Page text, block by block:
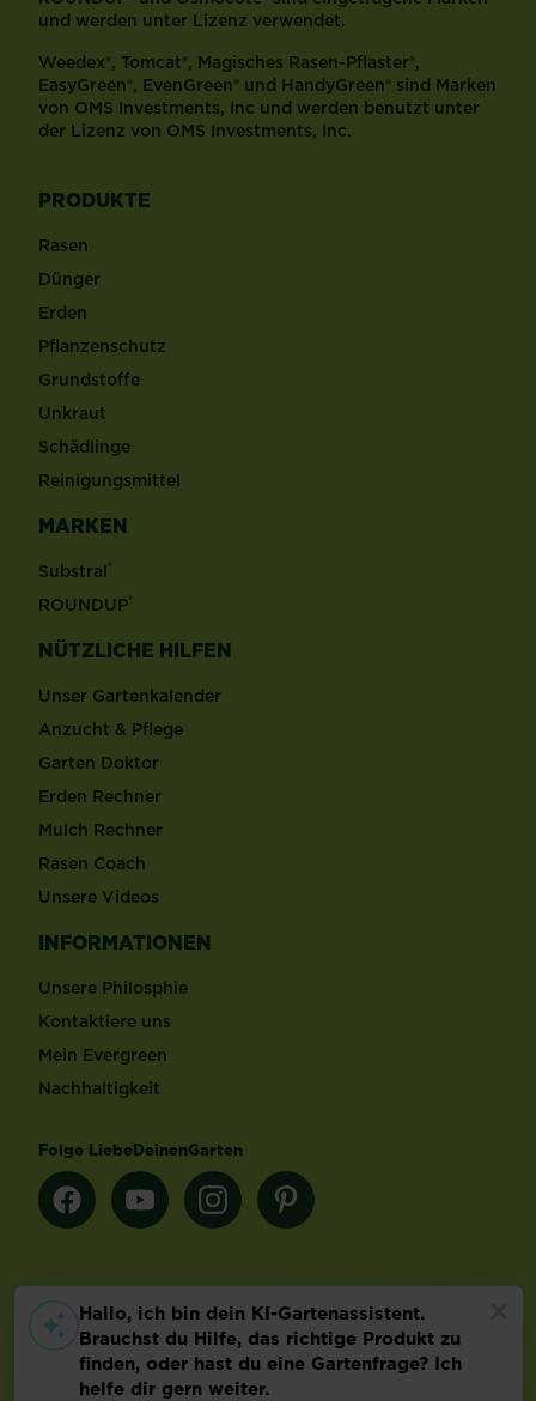
und werden unter Lizenz verwendet.
Weedex®, Tomcat®, Magisches Rasen-Pflaster®,
EasyGreen®, EvenGreen® und HandyGreen® sind Marken
von OMS Investments, Inc und werden benutzt unter
der Lizenz von OMS Investments, Inc.
PRODUKTE
Rasen
Dünger
Erden
Pflanzenschutz
Grundstoffe
Unkraut
Schädlinge
Reinigungsmittel
MARKEN
Substral®
ROUNDUP®
NÜTZLICHE HILFEN
Unser Gartenkalender
Anzucht & Pflege
Garten Doktor
Erden Rechner
Mulch Rechner
Rasen Coach
Unsere Videos
INFORMATIONEN
Unsere Philosphie
Kontaktiere uns
Mein Evergreen
Nachhaltigkeit
Folge LiebeDeinenGarten
Länderauswahl